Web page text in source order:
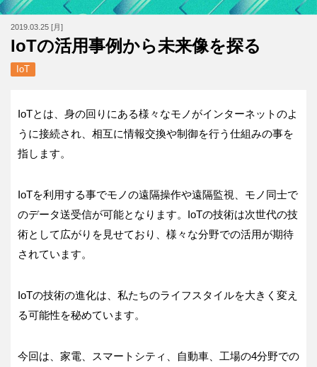
2019.03.25 [月]
IoTの活用事例から未来像を探る
IoT
IoTとは、身の回りにある様々なモノがインターネットのよ
うに接続され、相互に情報交換や制御を行う仕組みの事を
指します。
IoTを利用する事でモノの遠隔操作や遠隔監視、モノ同士で
のデータ送受信が可能となります。IoTの技術は次世代の技
術として広がりを見せており、様々な分野での活用が期待
されています。
IoTの技術の進化は、私たちのライフスタイルを大きく変え
る可能性を秘めています。
今回は、家電、スマートシティ、自動車、工場の4分野での